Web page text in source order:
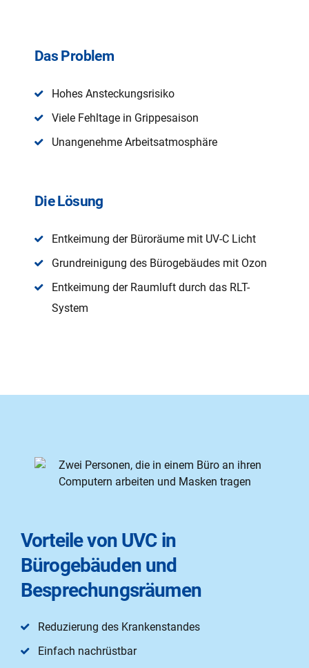
Das Problem
Hohes Ansteckungsrisiko
Viele Fehltage in Grippesaison
Unangenehme Arbeitsatmosphäre
Die Lösung
Entkeimung der Büroräume mit UV-C Licht
Grundreinigung des Bürogebäudes mit Ozon
Entkeimung der Raumluft durch das RLT-
System
Vorteile von UVC in
Bürogebäuden und
Besprechungsräumen
Reduzierung des Krankenstandes
Einfach nachrüstbar